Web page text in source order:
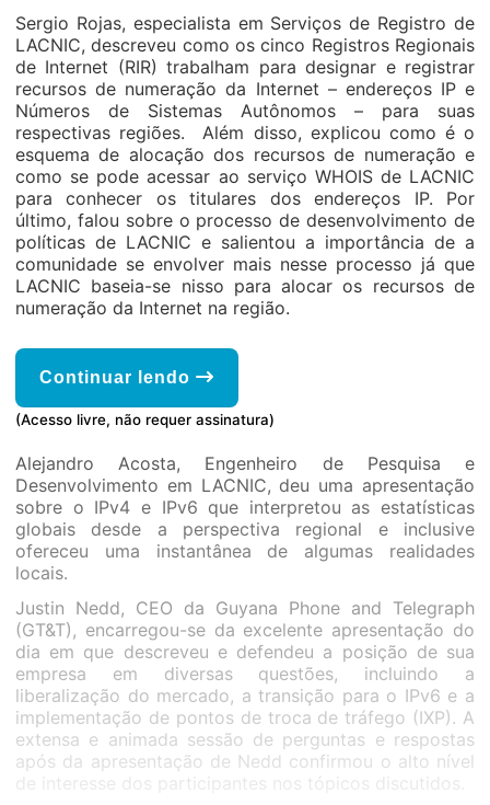
Sergio Rojas, especialista em Serviços de Registro de
LACNIC, descreveu como os cinco Registros Regionais
de Internet (RIR) trabalham para designar e registrar
recursos de numeração da Internet – endereços IP e
Números de Sistemas Autônomos – para suas
respectivas regiões. Além disso, explicou como é o
esquema de alocação dos recursos de numeração e
como se pode acessar ao serviço WHOIS de LACNIC
para conhecer os titulares dos endereços IP. Por
último, falou sobre o processo de desenvolvimento de
políticas de LACNIC e salientou a importância de a
comunidade se envolver mais nesse processo já que
LACNIC baseia-se nisso para alocar os recursos de
numeração da Internet na região.
Continuar lendo
(Acesso livre, não requer assinatura)
Alejandro Acosta, Engenheiro de Pesquisa e
Desenvolvimento em LACNIC, deu uma apresentação
sobre o IPv4 e IPv6 que interpretou as estatísticas
globais desde a perspectiva regional e inclusive
ofereceu uma instantânea de algumas realidades
locais.
Justin Nedd, CEO da Guyana Phone and Telegraph
(GT&T), encarregou-se da excelente apresentação do
dia em que descreveu e defendeu a posição de sua
empresa em diversas questões, incluindo a
liberalização do mercado, a transição para o IPv6 e a
implementação de pontos de troca de tráfego (IXP). A
extensa e animada sessão de perguntas e respostas
após da apresentação de Nedd confirmou o alto nível
de interesse dos participantes nos tópicos discutidos.